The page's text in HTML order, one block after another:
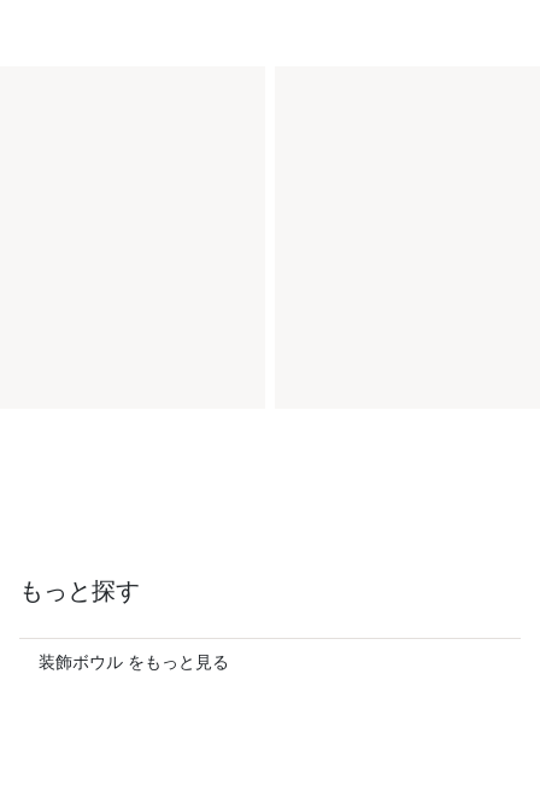
もっと探す
装飾ボウル をもっと見る